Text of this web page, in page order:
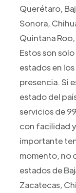
Querétaro,
Sonora,
Quintana
Estos son
estados en
presencia. Si
estado del
servicios de
con facilidad
importante
momento, no
estados de
Zacatecas,